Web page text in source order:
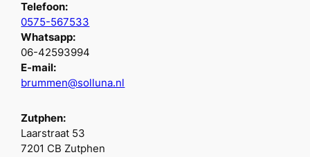
Telefoon:
0575-567533
Whatsapp:
06-42593994
E-mail:
brummen@solluna.nl
Zutphen:
Laarstraat 53
7201 CB Zutphen